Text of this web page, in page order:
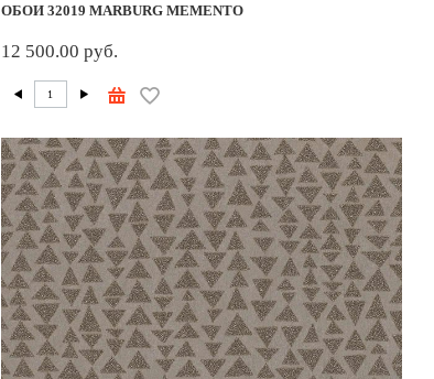
ОБОИ 32019 MARBURG MEMENTO
12 500.00 руб.